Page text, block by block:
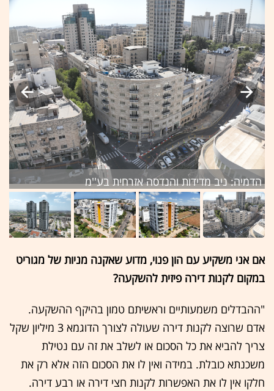
הדמיה: ניב מדידות והנדסה אזרחית בע''מ
אם אני משקיע עם הון פנוי, מדוע שאקנה מניות של מגוריט
במקום לקנות דירה פיזית להשקעה?
"ההבדלים משמעותיים וראשיתם טמון בהיקף ההשקעה.
אדם שרוצה לקנות דירה שעולה לצורך הדוגמא 3 מיליון שקל
צריך להביא את כל הסכום או לשלב את זה עם נטילת
משכנתא כובלת. במידה ואין לו את הסכום הזה אלא רק את
חלקו אין לו את האפשרות לקנות חצי דירה או רבע דירה.